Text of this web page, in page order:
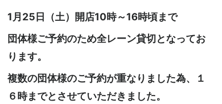
1月25日（土）開店10時～16時頃まで
団体様ご予約のため全レーン貸切となってお
ります。
複数の団体様のご予約が重なりました為、１
６時までとさせていただきました。